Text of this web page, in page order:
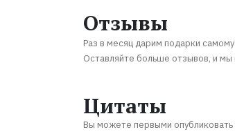
Отзывы
Раз в месяц дарим подарки
Оставляйте больше отзывов, и мы
Цитаты
Вы можете первыми опубликовать